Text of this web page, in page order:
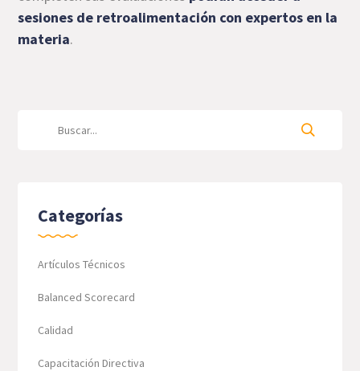
sesiones de retroalimentación con expertos en la
materia.
Categorías
Artículos Técnicos
Balanced Scorecard
Calidad
Capacitación Directiva